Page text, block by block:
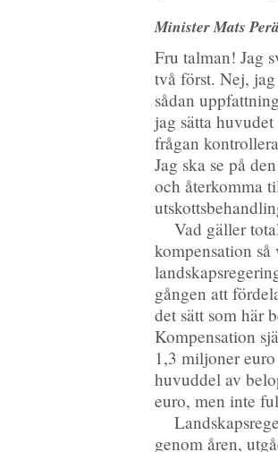
Minister Mats
Fru talman! Jag
två först. Nej,
sådan
jag sätta
frågan
Jag ska se på
och återkomma
Vad gäller
kompensation så
gången att
det sätt som här
Kompensation
1,3 miljoner
huvuddel av
euro, men inte
genom åren,